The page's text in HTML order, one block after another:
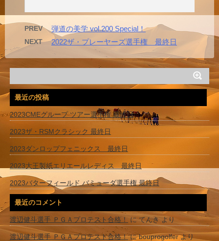
PREV 弾道の美学 vol.200 Special！
NEXT 2022ザ・プレーヤーズ選手権 最終日
最近の投稿
2023CMEグループ ツアー選手権 最終日
2023ザ・RSMクラシック 最終日
2023ダンロップフェニックス 最終日
2023大王製紙エリエールレディス 最終日
2023バターフィールド バミューダ選手権 最終日
最近のコメント
渡辺健斗選手 ＰＧＡプロテスト合格！ にてんき より
渡辺健斗選手 ＰＧＡプロテスト合格！にbouprogolferより